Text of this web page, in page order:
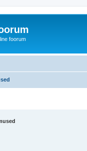
foorum